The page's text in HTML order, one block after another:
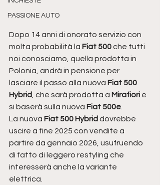
PASSIONE AUTO
Dopo 14 anni di onorato servizio con
molta probabilità la Fiat 500 che tutti
noi conosciamo, quella prodotta in
Polonia, andrà in pensione per
lasciare il passo alla nuova Fiat 500
Hybrid , che sarà prodotta a Mirafiori e
si baserà sulla nuova Fiat 500e
La nuova Fiat 500 Hybrid dovrebbe
uscire a fine 2025 con vendite a
partire da gennaio 2026, usufruendo
di fatto di leggero restyling che
interesserà anche la variante
elettrica.